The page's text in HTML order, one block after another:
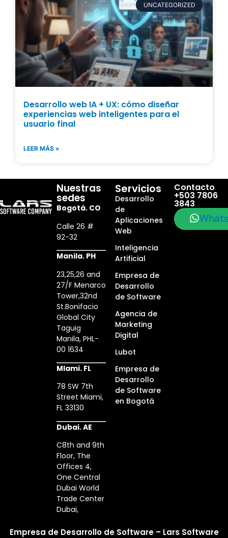
UNCATEGORIZED
Desarrollo web IA + UX: cómo diseñar
experiencias web inteligentes para el
usuario final
LEER MÁS »
Nuestras
sedes
Bogotá. CO
Calle 26 #
92-32
Manila. PH
23,25,26 and
27/F Menarco
Tower,32nd
St.Bonifacio
Global City
Taguig
Manila, PHL-
00 1634
MIami. FL
78 SW 7th
Street Miami,
FL 33130
Dubai. AE
C8th and 9th
Floor, The
Offices 4,
One Central
Dubai World
Trade Center
Dubai,
Servicios
Desarrollo
de
Aplicaciones
Web
Inteligencia
Artificial
Empresa de
Desarrollo
de Software
Agencia de
Marketing
Digital
Lubot
Empresa de
Desarrollo
de Software
en Bogotá
Contacto
+503 7806
3843
Empresa de Desarrollo de Software – Lars Software